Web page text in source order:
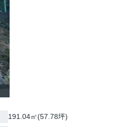
191.04㎡(57.78坪)